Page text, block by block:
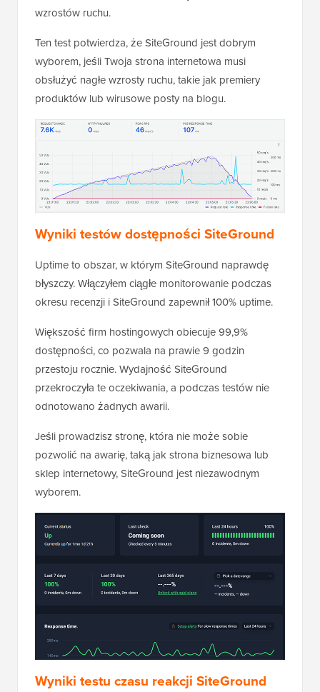
wzrostów ruchu.
Ten test potwierdza, że SiteGround jest dobrym
wyborem, jeśli Twoja strona internetowa musi
obsłużyć nagłe wzrosty ruchu, takie jak premiery
produktów lub wirusowe posty na blogu.
Wyniki testów dostępności SiteGround
Uptime to obszar, w którym SiteGround naprawdę
błyszczy. Włączyłem ciągłe monitorowanie podczas
okresu recenzji i SiteGround zapewnił 100% uptime.
Większość firm hostingowych obiecuje 99,9%
dostępności, co pozwala na prawie 9 godzin
przestoju rocznie. Wydajność SiteGround
przekroczyła te oczekiwania, a podczas testów nie
odnotowano żadnych awarii.
Jeśli prowadzisz stronę, która nie może sobie
pozwolić na awarię, taką jak strona biznesowa lub
sklep internetowy, SiteGround jest niezawodnym
wyborem.
Wyniki testu czasu reakcji SiteGround